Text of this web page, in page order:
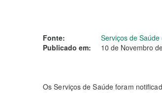
Fonte:
Serviços de Saúde
Publicado em:
10 de Novembro
Os Serviços de Saúde foram